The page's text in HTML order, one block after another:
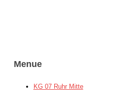
Menue
KG 07 Ruhr Mitte